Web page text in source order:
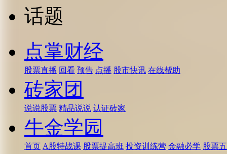
话题
点掌财经
股票直播 回看 预告 点播 股市快讯 在线帮助
砖家团
说说股票 精品说说 认证砖家
牛金学园
首页 A股特战课 股票提高班 投资训练营 金融必学 股票